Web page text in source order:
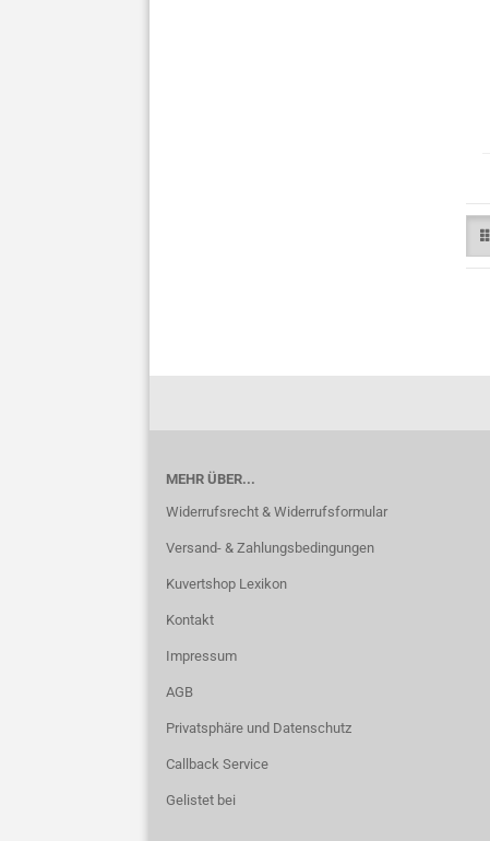
MEHR ÜBER...
Widerrufsrecht & Widerrufsformular
Versand- & Zahlungsbedingungen
Kuvertshop Lexikon
Kontakt
Impressum
AGB
Privatsphäre und Datenschutz
Callback Service
Gelistet bei